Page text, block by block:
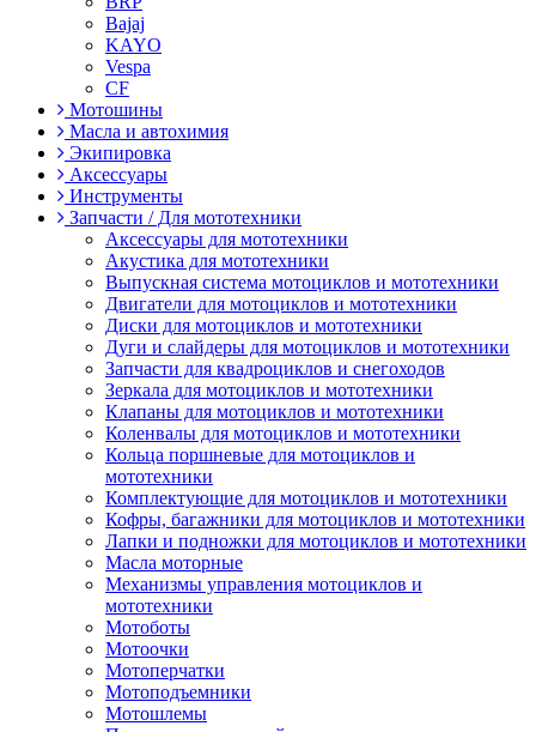
Bajaj
KAYO
Vespa
CF
Мотошины
Масла и автохимия
Экипировка
Аксессуары
Инструменты
Запчасти / Для мототехники
Аксессуары для мототехники
Акустика для мототехники
Выпускная система мотоциклов и мототехники
Двигатели для мотоциклов и мототехники
Диски для мотоциклов и мототехники
Дуги и слайдеры для мотоциклов и мототехники
Запчасти для квадроциклов и снегоходов
Зеркала для мотоциклов и мототехники
Клапаны для мотоциклов и мототехники
Коленвалы для мотоциклов и мототехники
Кольца поршневые для мотоциклов и
мототехники
Комплектующие для мотоциклов и мототехники
Кофры, багажники для мотоциклов и мототехники
Лапки и подножки для мотоциклов и мототехники
Масла моторные
Механизмы управления мотоциклов и
мототехники
Мотоботы
Мотоочки
Мотоперчатки
Мотоподъемники
Мотошлемы